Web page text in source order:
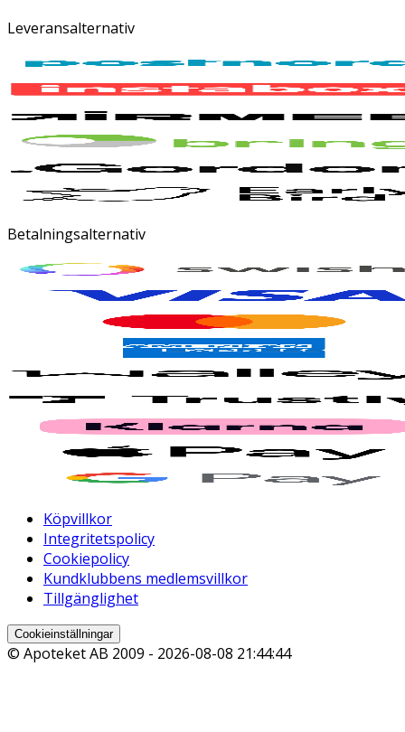
Leveransalternativ
Betalningsalternativ
Köpvillkor
Integritetspolicy
Cookiepolicy
Kundklubbens medlemsvillkor
Tillgänglighet
Cookieinställningar
© Apoteket AB 2009 - 2026-08-08 21:44:44